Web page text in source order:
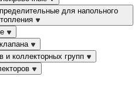
для напольного
и коллекторных групп